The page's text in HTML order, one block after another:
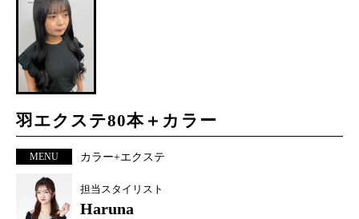
羽エクステ80本＋カラー
MENU カラー+エクステ
担当スタイリスト
Haruna